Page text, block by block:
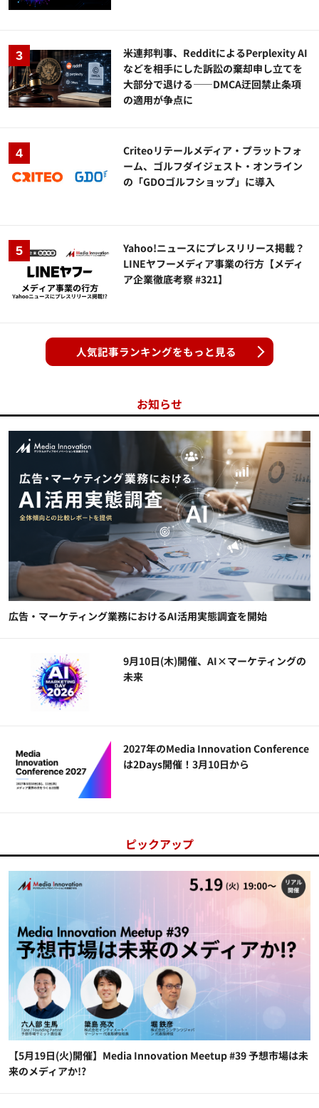
米連邦判事、RedditによるPerplexity AI
などを相手にした訴訟の棄却申し立てを
大部分で退ける——DMCA迂回禁止条項
の適用が争点に
Criteoリテールメディア・プラットフォ
ーム、ゴルフダイジェスト・オンライン
の「GDOゴルフショップ」に導入
Yahoo!ニュースにプレスリリース掲載？
LINEヤフーメディア事業の行方【メディ
ア企業徹底考察 #321】
人気記事ランキングをもっと見る
お知らせ
広告・マーケティング業務におけるAI活用実態調査を開始
9月10日(木)開催、AI×マーケティングの
未来
2027年のMedia Innovation Conference
は2Days開催！3月10日から
ピックアップ
【5月19日(火)開催】Media Innovation Meetup #39 予想市場は未
来のメディアか!?